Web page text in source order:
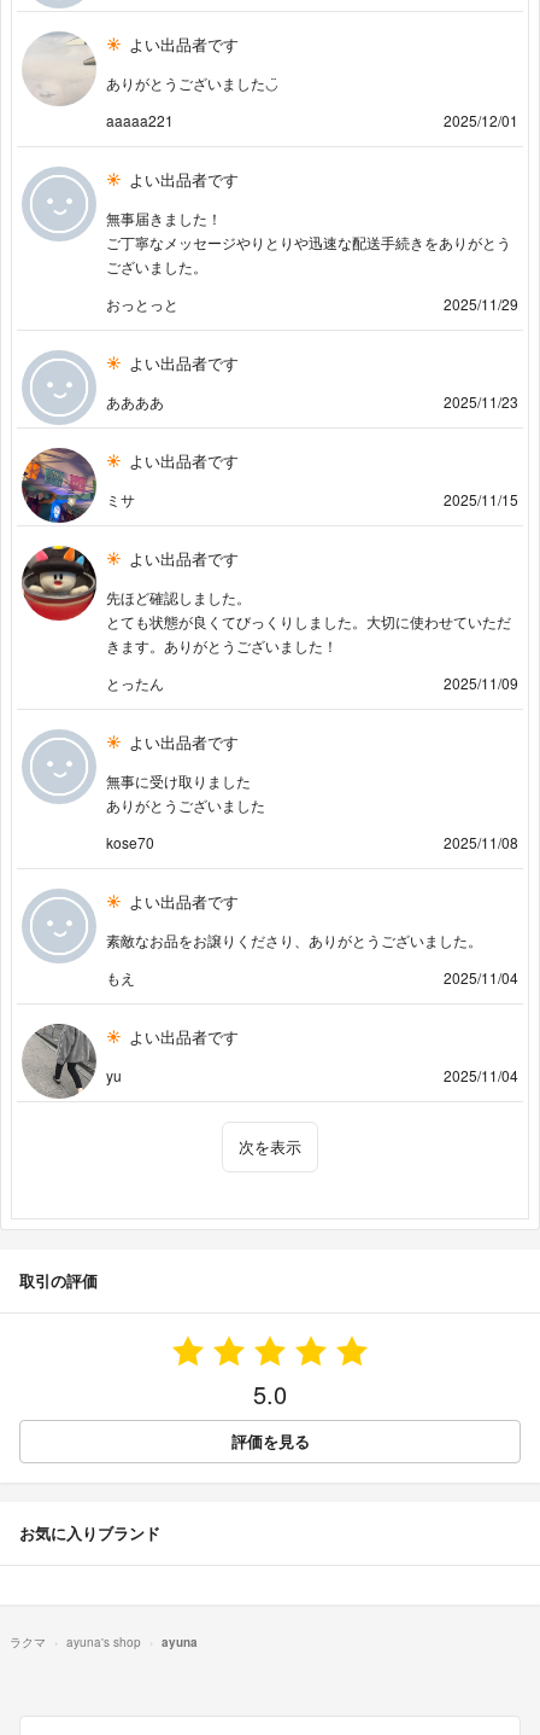
よい出品者です
ありがとうございました◡̈
aaaaa221
2025/12/01
よい出品者です
無事届きました！
ご丁寧なメッセージやりとりや迅速な配送手続きをありがとう
ございました。
おっとっと
2025/11/29
よい出品者です
ああああ 2025/11/23
よい出品者です
ミサ 2025/11/15
よい出品者です
先ほど確認しました。
とても状態が良くてびっくりしました。大切に使わせていただ
きます。ありがとうございました！
とったん
2025/11/09
よい出品者です
無事に受け取りました
ありがとうございました
kose70
2025/11/08
よい出品者です
素敵なお品をお譲りくださり、ありがとうございました。
もえ
2025/11/04
よい出品者です
yu 2025/11/04
次を表示
取引の評価
5.0
評価を見る
お気に入りブランド
ラクマ ayuna's shop ayuna